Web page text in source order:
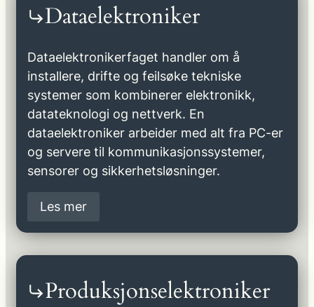
Dataelektroniker
Dataelektronikerfaget handler om å
installere, drifte og feilsøke tekniske
systemer som kombinerer elektronikk,
datateknologi og nettverk. En
dataelektroniker arbeider med alt fra PC-er
og servere til kommunikasjonssystemer,
sensorer og sikkerhetsløsninger.
Les mer
Produksjonselektroniker